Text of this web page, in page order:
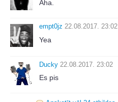
Aha.
empt0jz 22.08.2017. 23:02
Yea
Ducky 22.08.2017. 23:02
Es pis